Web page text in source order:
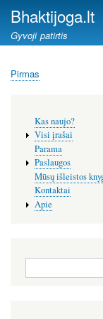
Bhaktijoga.lt
Gyvoji patirtis
Kelias
Pirmas
meniu
Kas naujo?
Visi įrašai
Parama
Paslaugos
Mūsų išleistos
Kontaktai
Apie
Paieška